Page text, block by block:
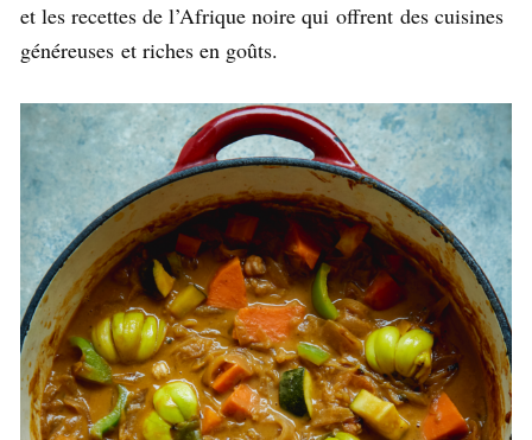
et les recettes de l’Afrique noire qui offrent des cuisines
généreuses et riches en goûts.